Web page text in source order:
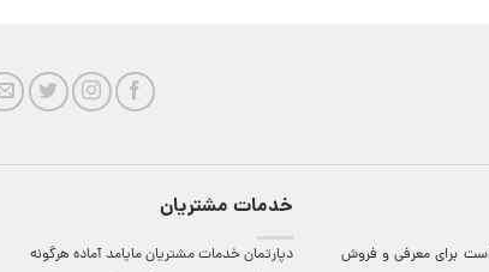
است برای معرفی و فروش
خدمات مشتریان
دپارتمان خدمات مشتریان مایامد آماده هرگونه